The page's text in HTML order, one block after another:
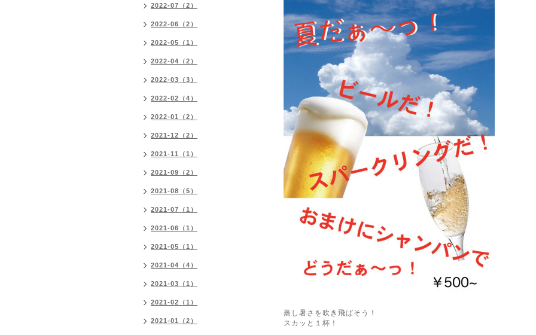
蒸し暑さを吹き飛ばそう！
スカッと１杯！
2022-07（2）
2022-06（2）
2022-05（1）
2022-04（2）
2022-03（3）
2022-02（4）
2022-01（2）
2021-12（2）
2021-11（1）
2021-09（2）
2021-08（5）
2021-07（1）
2021-06（1）
2021-05（1）
2021-04（4）
2021-03（1）
2021-02（1）
2021-01（2）